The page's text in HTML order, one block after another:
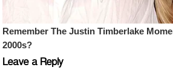
Leave a Reply